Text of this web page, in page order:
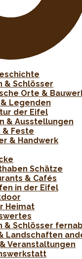
& Schlösser
Orte &
Legenden
der Eifel
& Ausstellungen
& Feste
& Handwerk
Schätze
& Cafés
in der Eifel
Heimat
& Schlösser fernab
Landschaften
Veranstaltungen